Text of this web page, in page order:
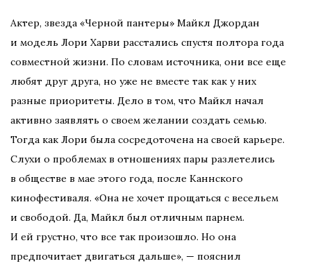
Актер, звезда «Черной пантеры» Майкл Джордан
и модель Лори Харви расстались спустя полтора года
совместной жизни. По словам источника, они все еще
любят друг друга, но уже не вместе так как у них
разные приоритеты. Дело в том, что Майкл начал
активно заявлять о своем желании создать семью.
Тогда как Лори была сосредоточена на своей карьере.
Слухи о проблемах в отношениях пары разлетелись
в обществе в мае этого года, после Каннского
кинофестиваля. «Она не хочет прощаться с весельем
и свободой. Да, Майкл был отличным парнем.
И ей грустно, что все так произошло. Но она
предпочитает двигаться дальше», — пояснил